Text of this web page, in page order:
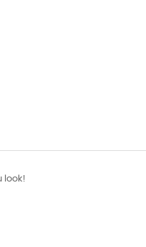
look!